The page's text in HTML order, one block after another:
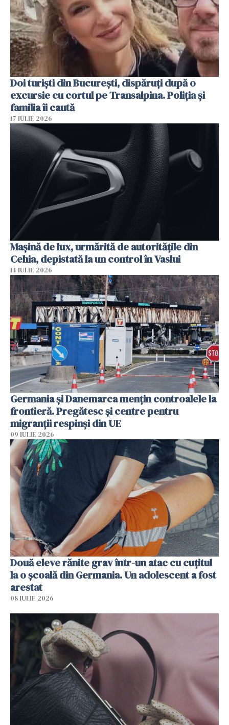
Doi turiști din București, dispăruți după o
excursie cu cortul pe Transalpina. Poliția și
familia îi caută
17 IULIE 2026
Mașină de lux, urmărită de autoritățile din
Cehia, depistată la un control în Vaslui
14 IULIE 2026
Germania și Danemarca mențin controalele la
frontieră. Pregătesc și centre pentru
migranții respinși din UE
09 IULIE 2026
Două eleve rănite grav într-un atac cu cuțitul
la o școală din Germania. Un adolescent a fost
arestat
08 IULIE 2026